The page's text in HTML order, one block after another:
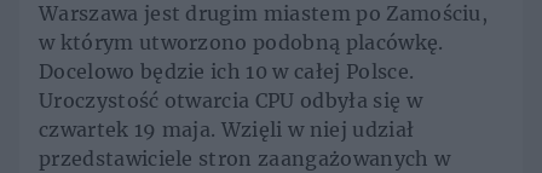
Warszawa jest drugim miastem po Zamościu,
w którym utworzono podobną placówkę.
Docelowo będzie ich 10 w całej Polsce.
Uroczystość otwarcia CPU odbyła się w
czwartek 19 maja. Wzięli w niej udział
przedstawiciele stron zaangażowanych w